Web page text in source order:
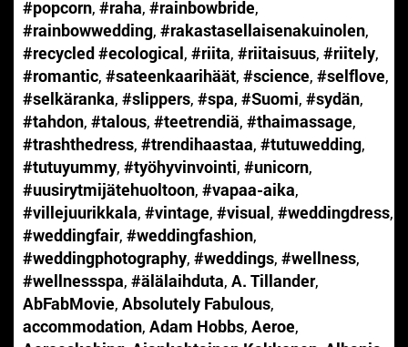
#popcorn, #raha, #rainbowbride,
#rainbowwedding, #rakastasellaisenakuinolen,
#recycled #ecological, #riita, #riitaisuus, #riitely,
#romantic, #sateenkaarihäät, #science, #selflove,
#selkäranka, #slippers, #spa, #Suomi, #sydän,
#tahdon, #talous, #teetrendiä, #thaimassage,
#trashthedress, #trendihaastaa, #tutuwedding,
#tutuyummy, #työhyvinvointi, #unicorn,
#uusirytmijätehuoltoon, #vapaa-aika,
#villejuurikkala, #vintage, #visual, #weddingdress,
#weddingfair, #weddingfashion,
#weddingphotography, #weddings, #wellness,
#wellnessspa, #älälaihduta, A. Tillander,
AbFabMovie, Absolutely Fabulous,
accommodation, Adam Hobbs, Aeroe,